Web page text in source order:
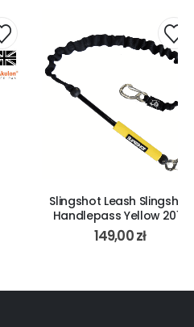
Slingshot Leash Slingshot
Handlepass Yellow 2015
149,00zł